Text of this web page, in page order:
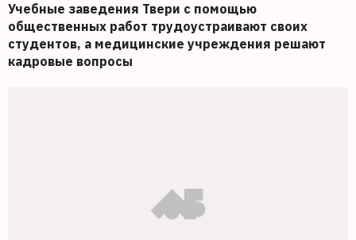
Учебные заведения Твери с помощью
общественных работ трудоустраивают своих
студентов, а медицинские учреждения решают
кадровые вопросы